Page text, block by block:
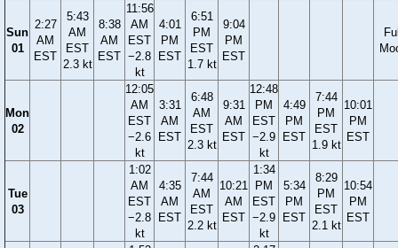
Sun
01
2:27
AM
EST
5:43
AM
EST
2.3 kt
8:38
AM
EST
11:56
AM
EST
−2.8
kt
4:01
PM
EST
6:51
PM
EST
1.7 kt
9:04
PM
EST
Mon
02
12:05
AM
EST
−2.6
kt
3:31
AM
EST
6:48
AM
EST
2.3 kt
9:31
AM
EST
12:48
PM
EST
−2.9
kt
4:49
PM
EST
7:44
PM
EST
1.9 kt
10:01
PM
EST
Tue
03
1:02
AM
EST
−2.8
kt
4:35
AM
EST
7:44
AM
EST
2.2 kt
10:21
AM
EST
1:34
PM
EST
−2.9
kt
5:34
PM
EST
8:29
PM
EST
2.1 kt
10:54
PM
EST